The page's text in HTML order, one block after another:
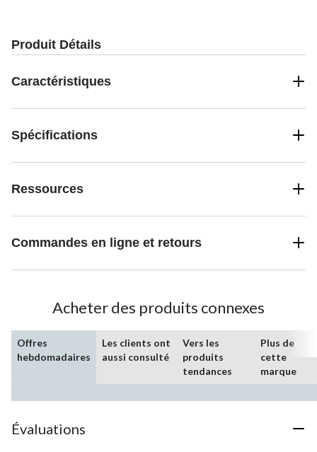
Produit Détails
Caractéristiques
Spécifications
Ressources
Commandes en ligne et retours
Acheter des produits connexes
Offres
hebdomadaires
Les clients ont
aussi consulté
Vers les
produits
tendances
Plus de
cette
marque
Évaluations